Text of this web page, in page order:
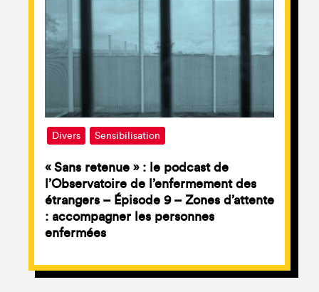
Divers Sensibilisation
« Sans retenue » : le podcast de
l’Observatoire de l’enfermement des
étrangers – Épisode 9 – Zones d’attente
: accompagner les personnes
enfermées